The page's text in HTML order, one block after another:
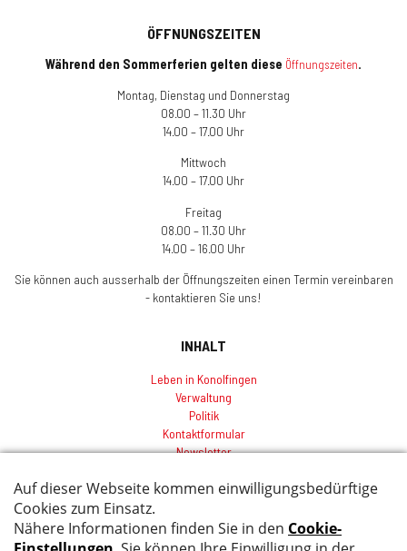
ÖFFNUNGSZEITEN
Während den Sommerferien gelten diese Öffnungszeiten.
Montag, Dienstag und Donnerstag
08.00 – 11.30 Uhr
14.00 – 17.00 Uhr
Mittwoch
14.00 – 17.00 Uhr
Freitag
08.00 – 11.30 Uhr
14.00 – 16.00 Uhr
Sie können auch ausserhalb der Öffnungszeiten einen Termin vereinbaren
- kontaktieren Sie uns!
INHALT
Leben in Konolfingen
Verwaltung
Politik
Kontaktformular
Newsletter
Sitemap
Impressum
Datenschutz